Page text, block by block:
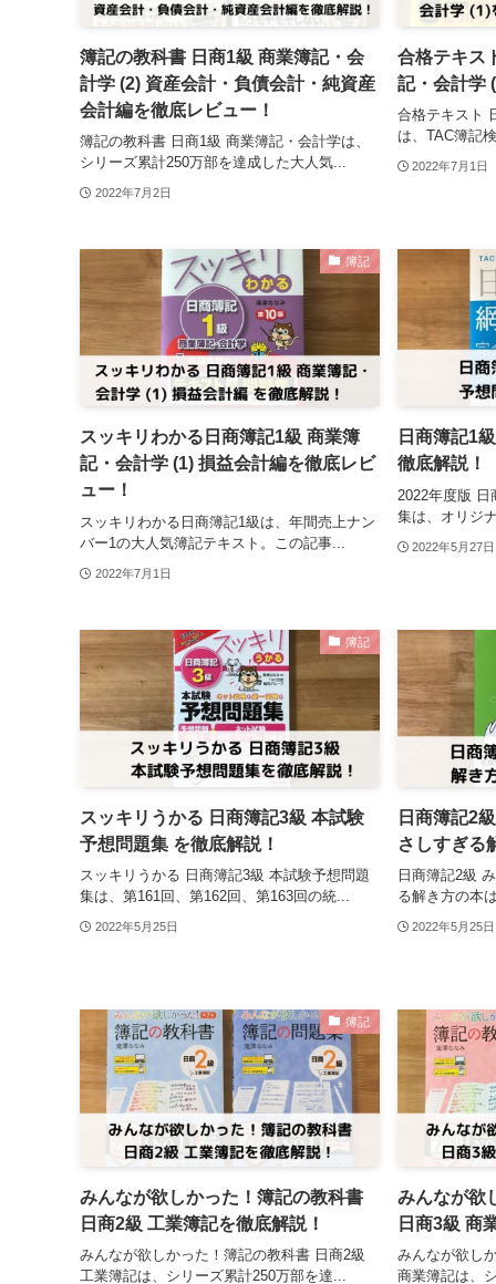
簿記の教科書 日商1級 商業簿記・会
計学 (2) 資産会計・負債会計・純資産
会計編を徹底レビュー！
簿記の教科書 日商1級 商業簿記・会計学は、
シリーズ累計250万部を達成した大人気...
2022年7月2日
合格テキス
記・会計学
合格テキスト
は、TAC簿記
2022年7月1日
簿記
スッキリわかる日商簿記1級 商業簿
記・会計学 (1) 損益会計編を徹底レビ
ュー！
スッキリわかる日商簿記1級は、年間売上ナン
バー1の大人気簿記テキスト。この記事...
2022年7月1日
日商簿記1
徹底解説！
2022年度版 日
集は、オリジ
2022年5月27日
簿記
スッキリうかる 日商簿記3級 本試験
予想問題集 を徹底解説！
スッキリうかる 日商簿記3級 本試験予想問題
集は、第161回、第162回、第163回の統...
2022年5月25日
日商簿記2
さしすぎる
日商簿記2級
る解き方の本
2022年5月25日
簿記
みんなが欲しかった！簿記の教科書
日商2級 工業簿記を徹底解説！
みんなが欲しかった！簿記の教科書 日商2級
工業簿記は、シリーズ累計250万部を達...
みんなが欲
日商3級 商
みんなが欲し
商業簿記は、